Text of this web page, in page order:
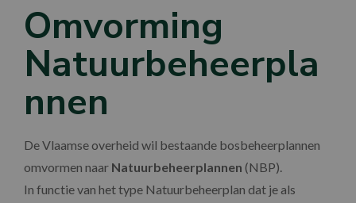
Omvorming
Natuurbeheerpla
nnen
De Vlaamse overheid wil bestaande bosbeheerplannen
omvormen naar Natuurbeheerplannen (NBP).
In functie van het type Natuurbeheerplan dat je als